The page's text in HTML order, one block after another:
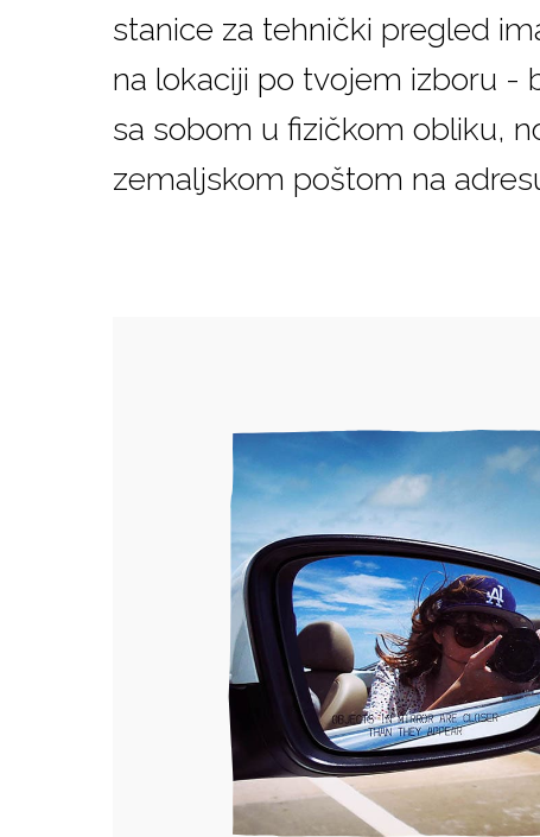
stanice za tehnički pregled
na lokaciji po tvojem izboru -
sa sobom u fizičkom obliku,
zemaljskom poštom na